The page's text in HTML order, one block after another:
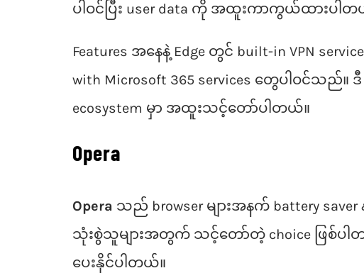
ပါဝင်ပြီး user data ကို အထူးကာကွယ်ထားပါတ
Features အနေနဲ့ Edge တွင် built-in VPN
with Microsoft 365 services တွေပါဝင်သည်။
ecosystem မှာ အထူးသင့်တော်ပါတယ်။
Opera
Opera သည် browser များအနက် battery saver
သုံးစွဲသူများအတွက် သင့်တော်တဲ့ choice ဖြစ်ပါတယ်
ပေးနိုင်ပါတယ်။